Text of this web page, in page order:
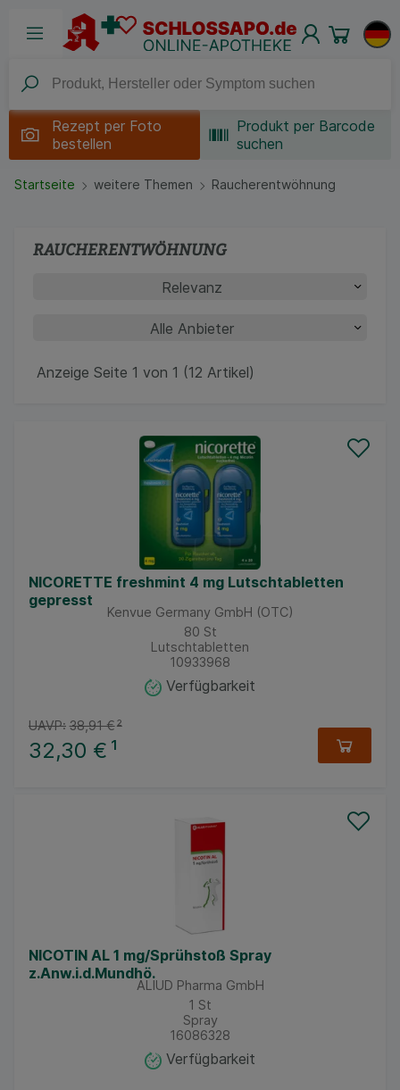
Rezept per Foto
bestellen
Produkt per Barcode
suchen
Startseite weitere Themen Raucherentwöhnung
RAUCHERENTWÖHNUNG
Anzeige Seite 1 von 1 (12 Artikel)
NICORETTE freshmint 4 mg Lutschtabletten
gepresst
Kenvue Germany GmbH (OTC)
80 St
Lutschtabletten
10933968
Verfügbarkeit
32,30 € ¹
UAVP: 38,91 €²
NICOTIN AL 1 mg/Sprühstoß Spray
z.Anw.i.d.Mundhö.
ALIUD Pharma GmbH
1 St
Spray
16086328
Verfügbarkeit